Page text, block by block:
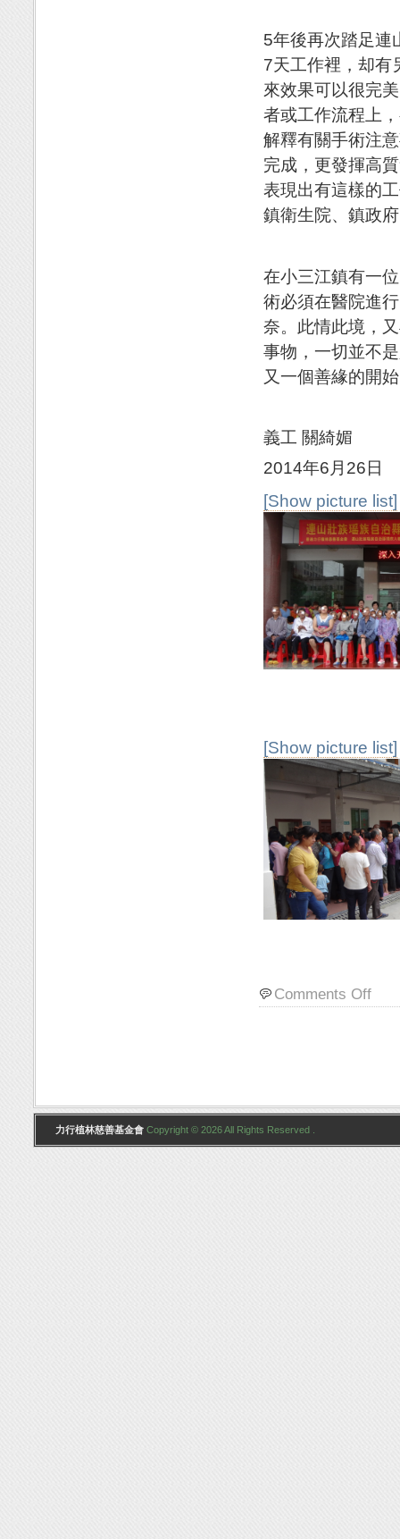
5年後再次踏足連
7天工作裡，却有
來效果可以很完
者或工作流程上
解釋有關手術注
完成，更發揮高
表現出有這樣的
鎮衛生院、鎮政
在小三江鎮有一
術必須在醫院進
奈。此情此境，
事物，一切並不
又一個善緣的開
義工 關綺媚
2014年6月26日
[Show picture list]
[Show picture list]
Comments Off
力行植林慈善基金會 Copyright © 2026 All Rights Reserved .